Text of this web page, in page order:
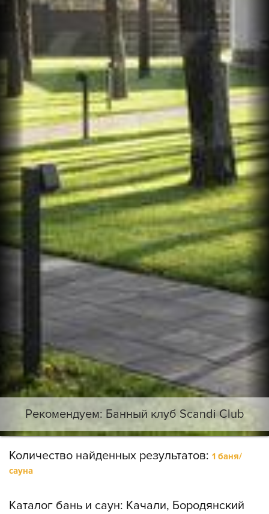
Рекомендуем: Банный клуб Scandi Club
Количество найденных результатов: 1 баня/
сауна
Каталог бань и саун: Качали, Бородянский